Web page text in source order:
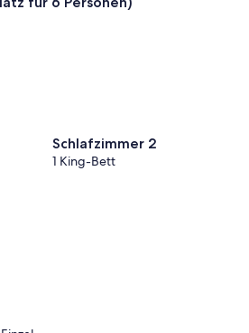
Schlafzimmer 2
1 King-Bett